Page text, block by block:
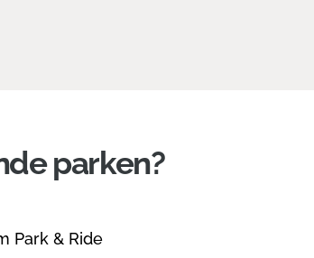
parken?
Park & Ride